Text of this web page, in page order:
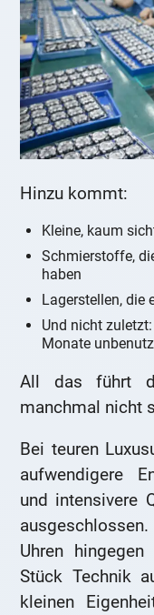
Hinzu kommt:
Kleine, kaum
Schmierstoffe,
haben
Lagerstellen, die
Und nicht
Monate
All das führt
manchmal nicht
Bei teuren
aufwendigere
und intensivere
Uhren
Stück Technik
kleinen